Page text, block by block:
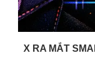
X RA MẮT